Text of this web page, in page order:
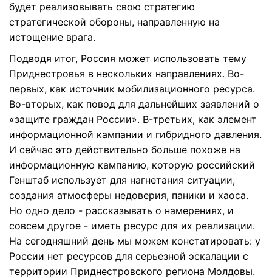
будет реализовывать свою стратегию
стратегической обороны, направленную на
истощение врага.
Подводя итог, Россия может использовать тему
Приднестровья в нескольких направлениях. Во-
первых, как источник мобилизационного ресурса.
Во-вторых, как повод для дальнейших заявлений о
«защите граждан России». В-третьих, как элемент
информационной кампании и гибридного давления.
И сейчас это действительно больше похоже на
информационную кампанию, которую российский
Генштаб использует для нагнетания ситуации,
создания атмосферы недоверия, паники и хаоса.
Но одно дело - рассказывать о намерениях, и
совсем другое - иметь ресурс для их реализации.
На сегодняшний день мы можем констатировать: у
России нет ресурсов для серьезной эскалации с
территории Приднестровского региона Молдовы.